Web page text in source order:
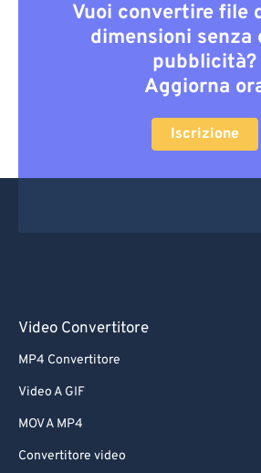
Vuoi convertire file
dimensioni senza
pubblicità?
Aggiorna
Iscrizione
Video Convertitore
MP4 Convertitore
Video A GIF
MOV A MP4
Convertitore video